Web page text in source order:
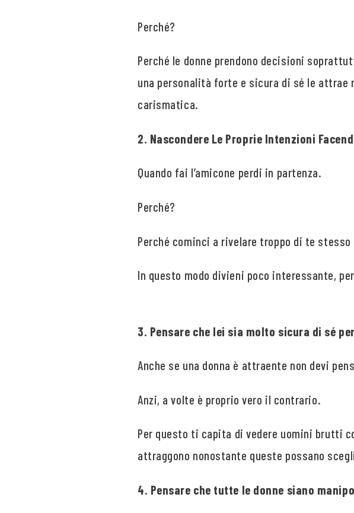
Perché?
Perché le donne prendono decisioni
una personalità forte e sicura di sé le
carismatica.
2. Nascondere Le Proprie Intenzioni
Quando fai l’amicone perdi in partenza.
Perché?
Perché cominci a rivelare troppo di te
In questo modo divieni poco interessante,
3. Pensare che lei sia molto sicura di sé
Anche se una donna è attraente non devi
Anzi, a volte è proprio vero il contrario.
Per questo ti capita di vedere uomini brutti
attraggono nonostante queste possano
4. Pensare che tutte le donne siano